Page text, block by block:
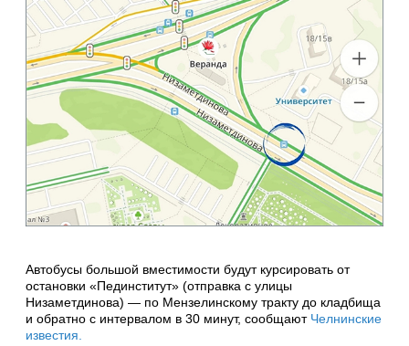
Автобусы большой вместимости будут курсировать от
остановки «Пединститут» (отправка с улицы
Низаметдинова) — по Мензелинскому тракту до кладбища
и обратно с интервалом в 30 минут, сообщают Челнинские
известия.